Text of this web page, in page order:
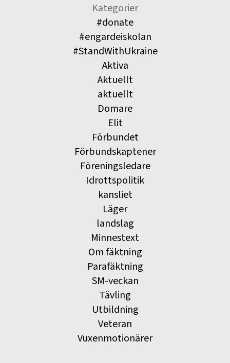
Kategorier
#donate
#engardeiskolan
#StandWithUkraine
Aktiva
Aktuellt
aktuellt
Domare
Elit
Förbundet
Förbundskaptener
Föreningsledare
Idrottspolitik
kansliet
Läger
landslag
Minnestext
Om fäktning
Parafäktning
SM-veckan
Tävling
Utbildning
Veteran
Vuxenmotionärer